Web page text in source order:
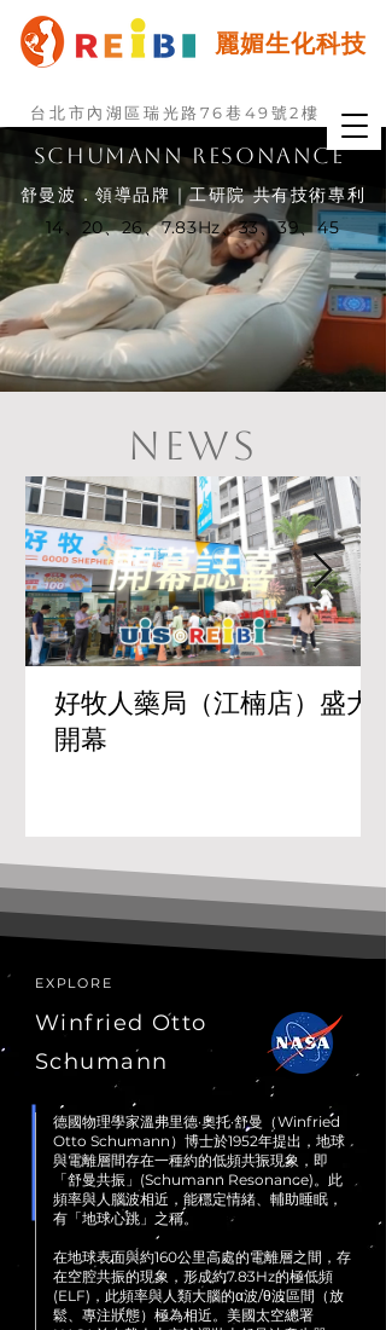
麗媚生化科技
台北市內湖區瑞光路76巷49號2樓
周一至五 9:00~18:00
SCHUMANN RESONANCE
舒曼波．領導品牌｜工研院 共有技術專利
14、20、26、7.83Hz、33、39、45
NEWS
好牧人藥局（江楠店）盛大
開幕
EXPLORE
Winfried Otto
Schumann
德國物理學家溫弗里德·奧托·舒曼（Winfried
Otto Schumann）博士於1952年提出，地球
與電離層間存在一種約的低頻共振現象，即
「舒曼共振」(Schumann Resonance)。此
頻率與人腦波相近，能穩定情緒、輔助睡眠，
有「地球心跳」之稱。
在地球表面與約160公里高處的電離層之間，存
在空腔共振的現象，形成約7.83Hz的極低頻
(ELF)，此頻率與人類大腦的α波/θ波區間（放
鬆、專注狀態）極為相近。美國太空總署